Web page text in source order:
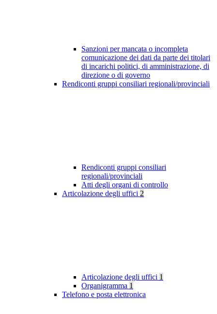
Sanzioni per mancata o incompleta
comunicazione dei dati da parte dei titolari
di incarichi politici, di amministrazione, di
direzione o di governo
Rendiconti gruppi consiliari regionali/provinciali
Rendiconti gruppi consiliari
regionali/provinciali
Atti degli organi di controllo
Articolazione degli uffici 2
Articolazione degli uffici 1
Organigramma 1
Telefono e posta elettronica